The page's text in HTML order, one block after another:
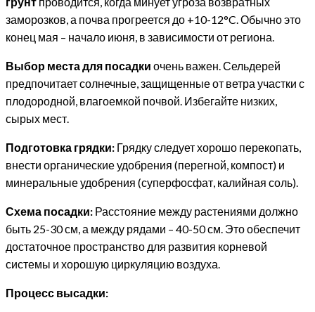
заморозков, а почва прогреется до +10-12°C. Обычно это
конец мая – начало июня, в зависимости от региона.
Выбор места для посадки очень важен. Сельдерей
предпочитает солнечные, защищенные от ветра участки с
плодородной, влагоемкой почвой. Избегайте низких,
сырых мест.
Подготовка грядки: Грядку следует хорошо перекопать,
внести органические удобрения (перегной, компост) и
минеральные удобрения (суперфосфат, калийная соль).
Схема посадки: Расстояние между растениями должно
быть 25-30 см, а между рядами – 40-50 см. Это обеспечит
достаточное пространство для развития корневой
системы и хорошую циркуляцию воздуха.
Процесс высадки: